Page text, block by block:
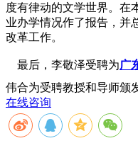
度有律动的文学世界。在
业办学情况作了报告，并
改革工作。
最后，李敬泽受聘为广
伟合为受聘教授和导师颁
在线咨询